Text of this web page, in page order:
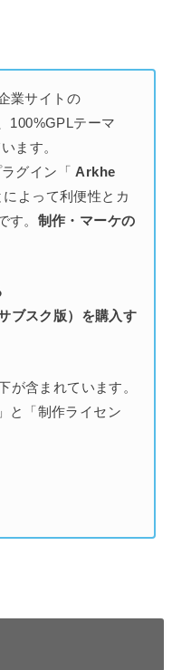
業サイトの
100%GPLテーマ
ます。
グイン「 Arkhe
によって利便性とカ
す。 制作・マーケの
サブスク版）を購入す
が含まれています。
と「制作ライセン